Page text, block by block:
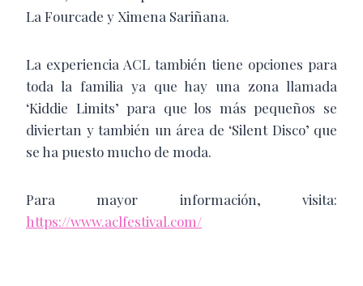
La Fourcade y Ximena Sariñana.
La experiencia ACL también tiene opciones para
toda la familia ya que hay una zona llamada
‘Kiddie Limits’ para que los más pequeños se
diviertan y también un área de ‘Silent Disco’ que
se ha puesto mucho de moda.
Para mayor información, visita:
https://www.aclfestival.com/